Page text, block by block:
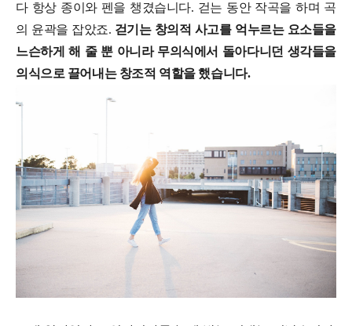
다 항상 종이와 펜을 챙겼습니다. 걷는 동안 작곡을 하며 곡
의 윤곽을 잡았죠. 걷기는 창의적 사고를 억누르는 요소들을
느슨하게 해 줄 뿐 아니라 무의식에서 돌아다니던 생각들을
의식으로 끌어내는 창조적 역할을 했습니다.